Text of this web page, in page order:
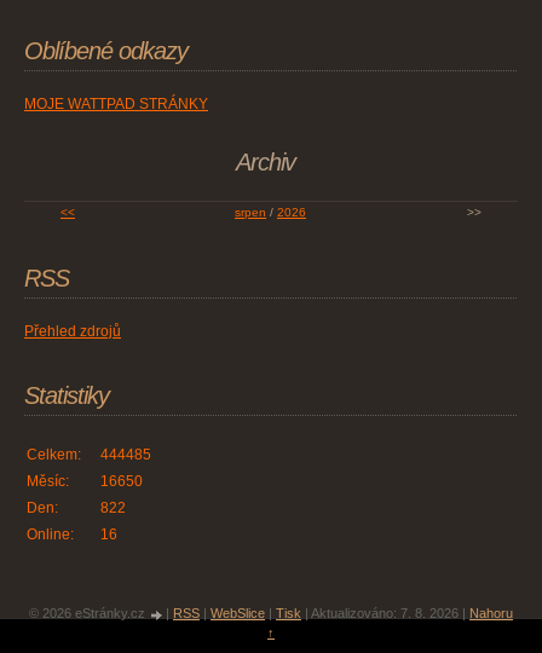
Oblíbené odkazy
MOJE WATTPAD STRÁNKY
Archiv
<< srpen / 2026 >>
RSS
Přehled zdrojů
Statistiky
Online: 16
Celkem:
444485
Měsíc:
16650
Den:
822
© 2026 eStránky.cz RSS WebSlice Tisk Aktualizováno: 7. 8. 2026
Nahoru
↑